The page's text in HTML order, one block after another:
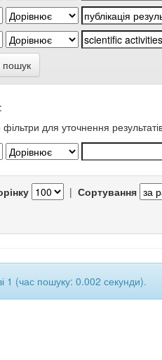
пошук
для уточнення
| Сортування
1 (час пошуку: 0.002 секунди).